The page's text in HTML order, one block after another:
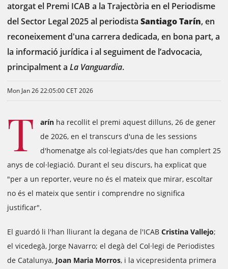
atorgat el Premi ICAB a la Trajectòria en el Periodisme
del Sector Legal 2025 al periodista Santiago Tarín, en
reconeixement d'una carrera dedicada, en bona part, a
la informació jurídica i al seguiment de l’advocacia,
principalment a La Vanguardia.
Mon Jan 26 22:05:00 CET 2026
T arín ha recollit el premi aquest dilluns, 26 de gener
de 2026, en el transcurs d'una de les sessions
d'homenatge als col·legiats/des que han complert 25
anys de col·legiació. Durant el seu discurs, ha explicat que
"per a un reporter, veure no és el mateix que mirar, escoltar
no és el mateix que sentir i comprendre no significa
justificar".
El guardó li l'han lliurant la degana de l'ICAB Cristina Vallejo;
el vicedegà, Jorge Navarro; el degà del Col·legi de Periodistes
de Catalunya, Joan Maria Morros, i la vicepresidenta primera